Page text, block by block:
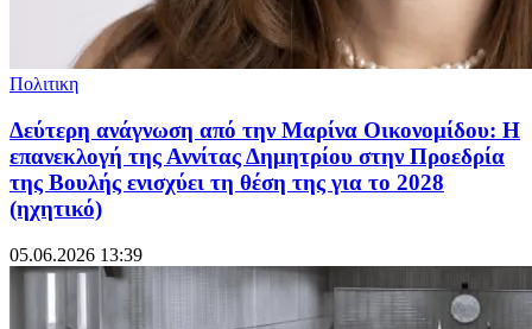
Πολιτικη
Δεύτερη ανάγνωση από την Μαρίνα Οικονομίδου: Η
επανεκλογή της Αννίτας Δημητρίου στην Προεδρία
της Βουλής ενισχύει τη θέση της για το 2028
(ηχητικό)
05.06.2026 13:39